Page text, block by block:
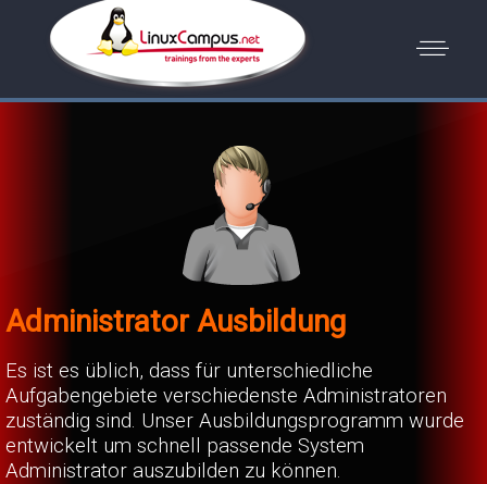
Administrator Ausbildung
Es ist es üblich, dass für unterschiedliche
Aufgabengebiete verschiedenste Administratoren
zuständig sind. Unser Ausbildungsprogramm wurde
entwickelt um schnell passende System
Administrator auszubilden zu können.